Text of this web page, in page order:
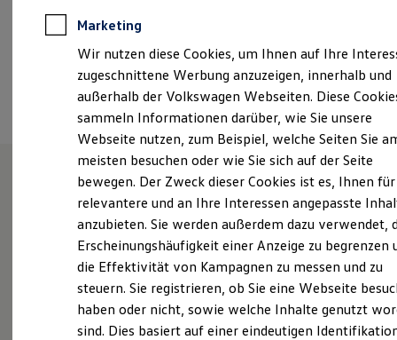
Reparatur & Service
Sommer-Special
Reparatur, Pflege & Inspektion
Servicetermin anfragen
Service-Vorteile bei Volkswagen Nutzfahrzeuge
ServicePlus
Economy Service
Räder & Reifen Service
Ersatzfahrzeuge
Notdienst und Pannenhilfe
Software, Konnektivität & Apps
California App
VW Connect für Ihren Transporter/Caravelle
VW Connect für Ihren Amarok
VW Connect für andere Modelle
Fleet Interface Data
Multistop Pathfinder
Übersicht Software Updates
Termin vereinbaren
Unsere Leistungenim
Überblick
Service
Marketing
Wir nutzen diese Cookies, um Ihnen auf Ihre
zugeschnittene Werbung anzuzeigen, innerhalb und
außerhalb der Volkswagen Webseiten. Diese
sammeln Informationen darüber, wie Sie unsere
Webseite nutzen, zum Beispiel, welche Seiten Sie
meisten besuchen oder wie Sie sich auf der Seite
bewegen. Der Zweck dieser Cookies ist es, Ihnen für
relevantere und an Ihre Interessen angepasste
anzubieten. Sie werden außerdem dazu verwendet,
Erscheinungshäufigkeit einer Anzeige zu begrenzen
die Effektivität von Kampagnen zu messen und zu
steuern. Sie registrieren, ob Sie eine Webseite
haben oder nicht, sowie welche Inhalte genutzt
sind. Dies basiert auf einer eindeutigen